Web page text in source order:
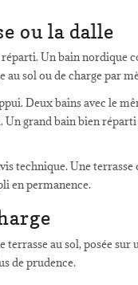
ou la dalle
Un bain nordique
sol ou de charge par
Deux bains avec le
grand bain bien
technique. Une terrasse
en permanence.
terrasse au sol, posée
de prudence.